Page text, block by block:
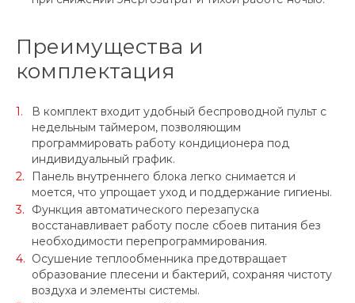
Преимущества и
комплектация
В комплект входит удобный беспроводной пульт с
недельным таймером, позволяющим
программировать работу кондиционера под
индивидуальный график.
Панель внутреннего блока легко снимается и
моется, что упрощает уход и поддержание гигиены.
Функция автоматического перезапуска
восстанавливает работу после сбоев питания без
необходимости перепрограммирования.
Осушение теплообменника предотвращает
образование плесени и бактерий, сохраняя чистоту
воздуха и элементы системы.